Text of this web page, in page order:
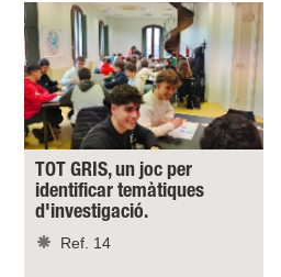
TOT GRIS, un joc per
identificar temàtiques
d'investigació.
Ref. 14